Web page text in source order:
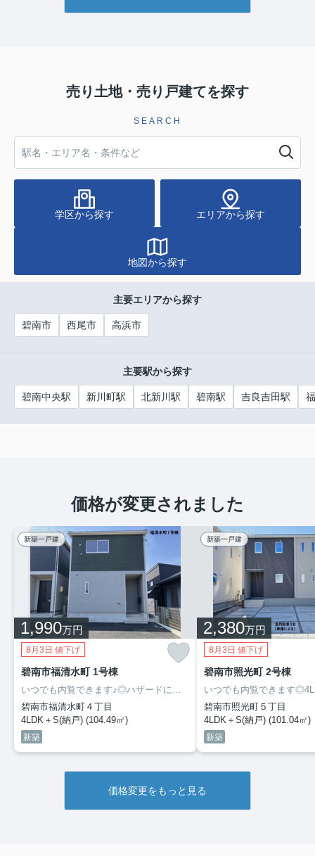
2380万円
中古住宅 碧南市天神町
2980万円
物件詳細へ
価格変更
売り土地 碧南市六軒町
1746万円
売り土地・売り戸建てを探す
SEARCH
学区から探す エリアから探す
地図から探す
主要エリアから探す
碧南市 西尾市 高浜市
主要駅から探す
碧南中央駅 新川町駅 北新川駅 碧南駅 吉良吉田駅
価格が変更されました
新築一戸建
1,990万円
8月3日 値下げ
碧南市福清水町 1号棟
碧南市福清水町４丁目
4LDK＋S(納戸) (104.49㎡)
新築
新築一戸建
2,380万円
8月3日 値下げ
碧南市照光町 2号棟
碧南市照光町５丁目
4LDK＋S(納戸) (101.04㎡)
新築
価格変更をもっと見る